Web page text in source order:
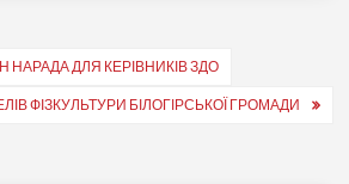
НАРАДА ДЛЯ КЕРІВНИКІВ ЗДО
ФІЗКУЛЬТУРИ БІЛОГІРСЬКОЇ ГРОМАДИ